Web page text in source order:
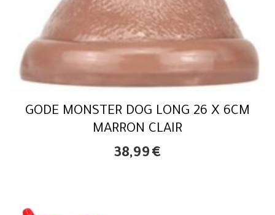
GODE MONSTER DOG LONG 26 X 6CM
MARRON CLAIR
38,99 €